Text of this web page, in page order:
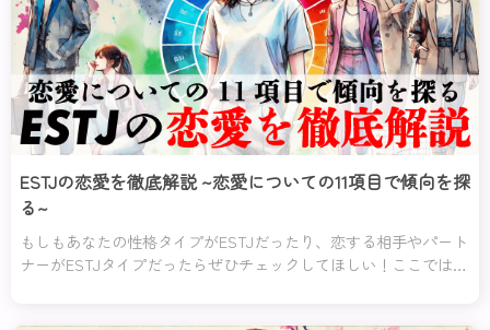
ESTJの恋愛を徹底解説 ~恋愛についての11項目で傾向を探
る~
もしもあなたの性格タイプがESTJだったり、恋する相手やパート
ナーがESTJタイプだったらぜひチェックしてほしい！ここでは、